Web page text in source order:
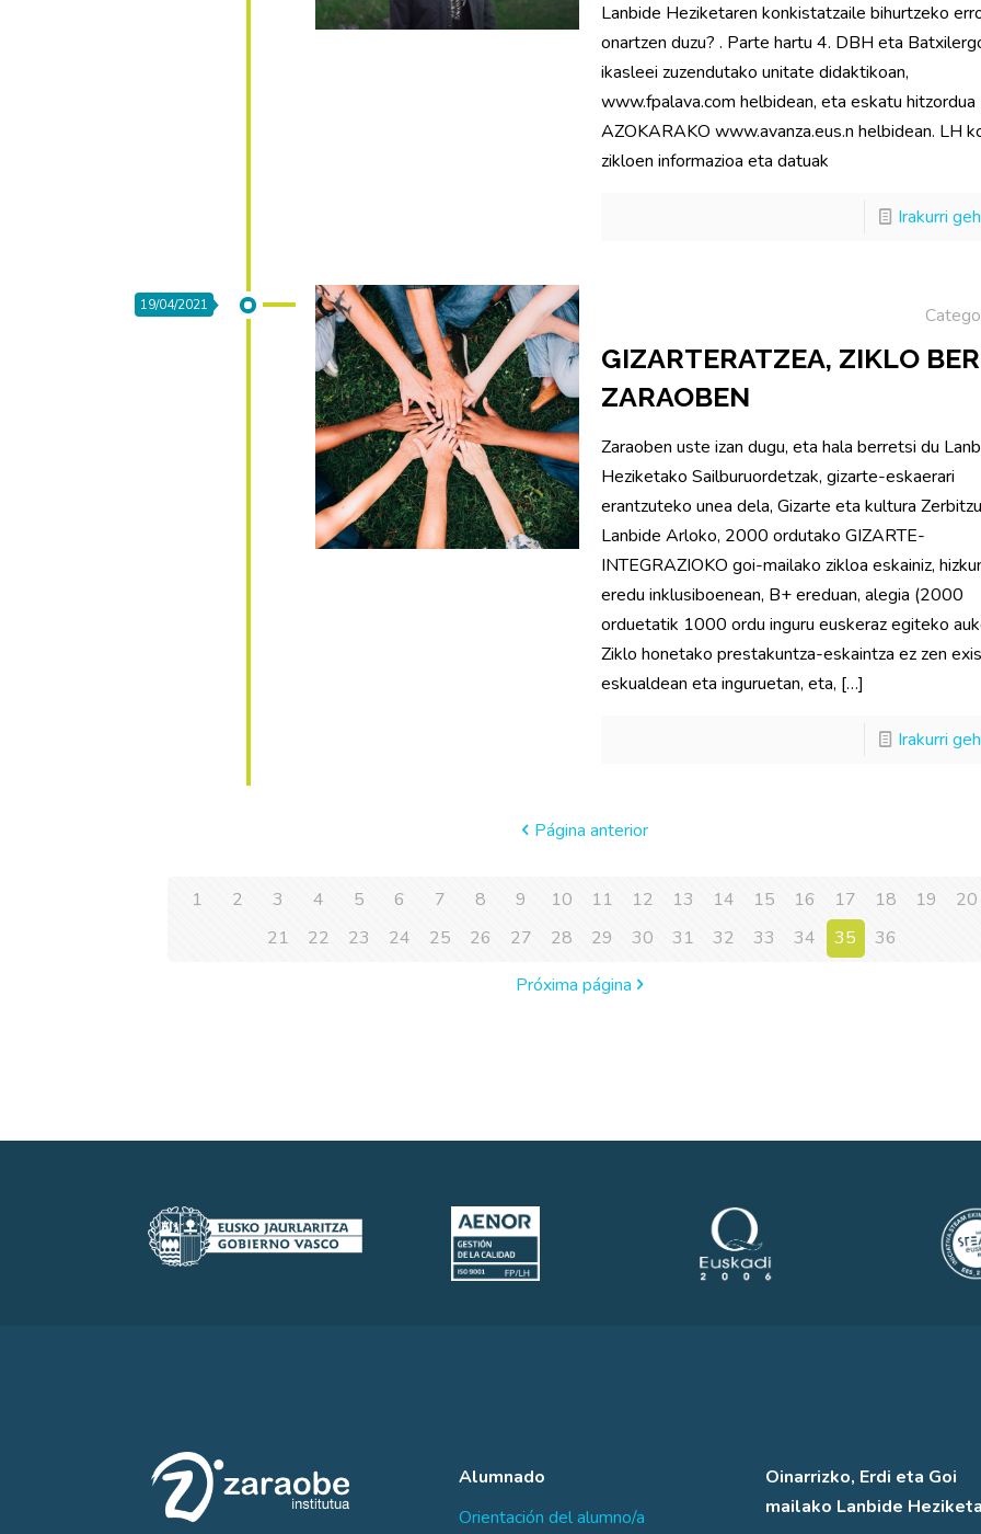
Lanbide Heziketaren konkistatzaile bihurtzeko
onartzen duzu? . Parte hartu 4. DBH eta
ikasleei zuzendutako unitate didaktikoan,
www.fpalava.com helbidean, eta eskatu hitzordua
AZOKARAKO www.avanza.eus.n helbidean. LH
zikloen informazioa eta datuak
Irakurri
19/04/2021
GIZARTERATZEA, ZIKLO
ZARAOBEN
Zaraoben uste izan dugu, eta hala berretsi du
Heziketako Sailburuordetzak, gizarte-eskaerari
erantzuteko unea dela, Gizarte eta kultura
Lanbide Arloko, 2000 ordutako GIZARTE-
INTEGRAZIOKO goi-mailako zikloa eskainiz,
eredu inklusiboenean, B+ ereduan, alegia (2000
orduetatik 1000 ordu inguru euskeraz egiteko
Ziklo honetako prestakuntza-eskaintza ez zen
eskualdean eta inguruetan, eta, […]
Irakurri
Página anterior
1 2 3 4 5 6 7 8 9 10 11 12 13 14 15 16 17 18 19
20
21
22 23 24 25 26 27 28 29 30 31 32 33 34 35
36
Próxima página
Alumnado
Orientación del alumno/a
Oinarrizko, Erdi eta Goi
mailako Lanbide Heziketa